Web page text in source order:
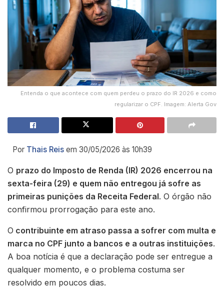
Entenda o que acontece com quem perdeu o prazo do IR 2026 e como
regularizar o CPF. Imagem: Alerta Gov
Por Thais Reis em 30/05/2026 às 10h39
O prazo do Imposto de Renda (IR) 2026 encerrou na
sexta-feira (29) e quem não entregou já sofre as
primeiras punições da Receita Federal. O órgão não
confirmou prorrogação para este ano.
O contribuinte em atraso passa a sofrer com multa e
marca no CPF junto a bancos e a outras instituições.
A boa notícia é que a declaração pode ser entregue a
qualquer momento, e o problema costuma ser
resolvido em poucos dias.